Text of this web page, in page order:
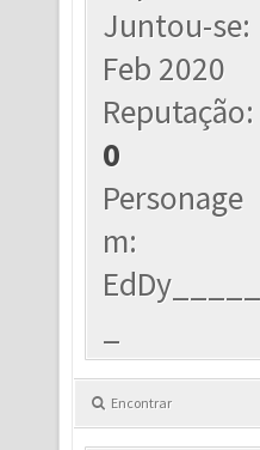
Juntou-se:
Feb 2020
Reputação:
0
Personage
m:
EdDy_____
Encontrar